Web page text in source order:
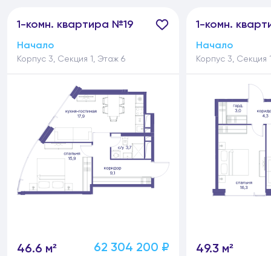
1-комн. квартира №19
Начало
Корпус 3, Секция 1, Этаж 6
46.6 м² 62 304 200 ₽
1-комн.
Начало
Корпус 3, Секция
49.3 м²